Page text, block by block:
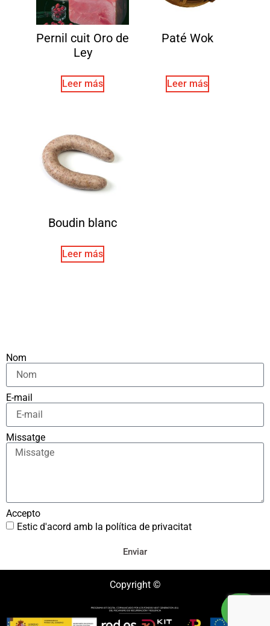
Pernil cuit Oro de
Ley
Leer más
Paté Wok
Leer más
Boudin blanc
Leer más
Nom
E-mail
Missatge
Accepto
Estic d'acord amb la política de privacitat
Enviar
Copyright ©